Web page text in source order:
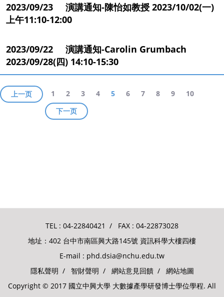
2023/09/23 演講通知-陳怡如教授 2023/10/02(一)
上午11:10-12:00
2023/09/22 演講通知-Carolin Grumbach
2023/09/28(四) 14:10-15:30
上一页 1 2 3 4 5 6 7 8 9
10
下一页
TEL : 04-22840421 / FAX : 04-22873028
地址：402 台中市南區興大路145號 資訊科學大樓四樓
E-mail : phd.dsia@nchu.edu.tw
隱私聲明 / 智財聲明 / 網站意見回饋/ 網站地圖
Copyright © 2017 國立中興大學 大數據產學研發博士學位學程. All